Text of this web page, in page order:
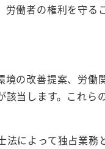
働者の権利を守る
の改善提案、労働
当します。これら
によって独占業務